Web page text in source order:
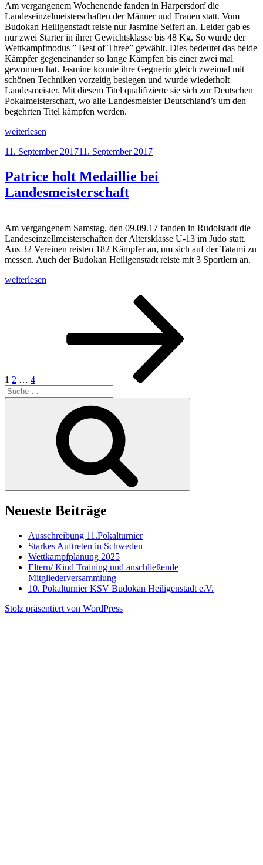
Am vergangenem Wochenende fanden in Harpersdorf die
Landeseinzelmeisterschaften der Männer und Frauen statt. Vom
Budokan Heiligenstadt reiste nur Jasmine Seifert an. Leider gab es
nur zwei Starter in ihrer Gewichtsklasse bis 48 Kg. So wurde der
Wettkampfmodus ” Best of Three” gewählt. Dies bedeutet das beide
Kämpfer gegeneinander so lange Kämpfen bis einer zwei mal
gewonnen hat. Jasmine konnte ihre Gegnerin gleich zweimal mit
schönen Techniken vorzeitig besiegen und wurde wiederholt
Landesmeister. Mit diesem Titel qualifizierte sie sich zur Deutschen
Pokalmeisterschaft, wo alle Landesmeister Deutschland’s um den
begehrten Titel kämpfen werden.
„Jasmine
erneut
weiterlesen
Veröffentlicht
11. September 201711. September 2017
Patrice holt Medaillie bei
Landesmeisterschaft
Am vergangenem Samstag, den 09.09.17 fanden in Rudolstadt die
Landeseinzellmeisterschaften der Altersklasse U-13 im Judo statt.
Aus 32 Vereinen reisten 182 Kämpfer an, um sich auf der Tatami zu
messen. Auch der Budokan Heiligenstadt reiste mit 3 Sportlern an.
„Patrice
weiterlesen
1 2 … 4
Suche
nach:
Neueste Beiträge
Ausschreibung 11.Pokalturnier
Starkes Auftreten in Schweden
Wettkampfplanung 2025
Eltern/ Kind Training und anschließende
Mitgliederversammlung
10. Pokalturnier KSV Budokan Heiligenstadt e.V.
Stolz präsentiert von WordPress